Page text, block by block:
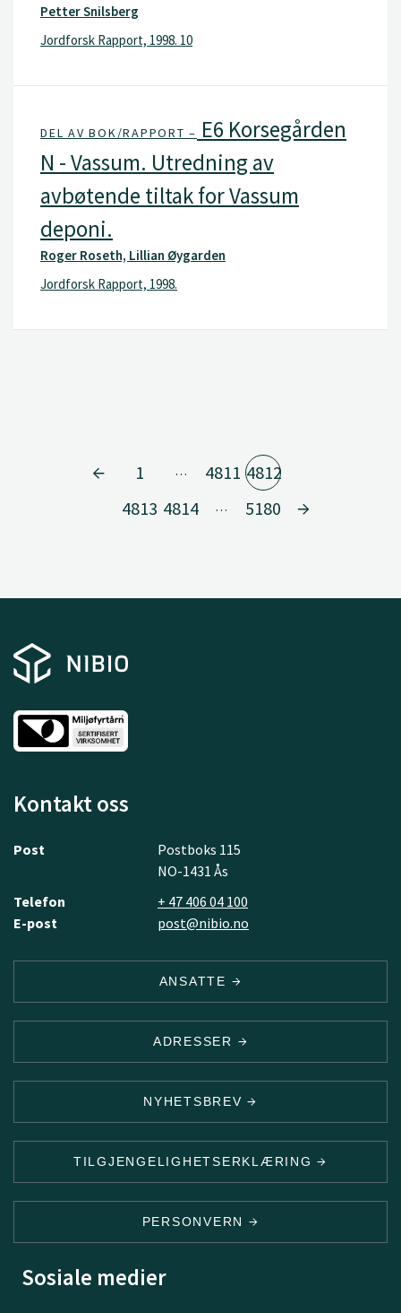
Petter Snilsberg
Jordforsk Rapport, 1998. 10
DEL AV BOK/RAPPORT – E6 Korsegården
N - Vassum. Utredning av
avbøtende tiltak for Vassum
deponi.
Roger Roseth, Lillian Øygarden
Jordforsk Rapport, 1998.
1 … 4811 4812
4813 4814 … 5180
Kontakt oss
Post
Postboks 115
NO-1431 Ås
Telefon
+ 47 406 04 100
E-post
post@nibio.no
ANSATTE
ADRESSER
NYHETSBREV
TILGJENGELIGHETSERKLÆRING
PERSONVERN
Sosiale medier